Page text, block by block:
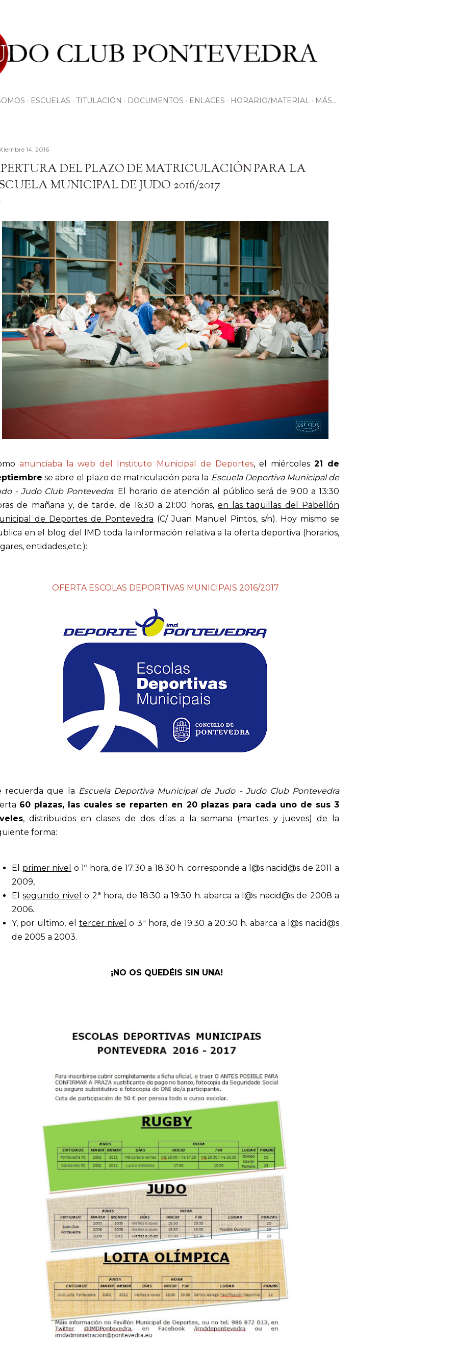
ESCUELAS TITULACIÓN DOCUMENTOS ENLACES HORARIO/MATERIAL MÁS…
14, 2016
DEL PLAZO DE MATRICULACIÓN PARA LA
MUNICIPAL DE JUDO 2016/2017
anunciaba la web del Instituto Municipal de Deportes, el miércoles 21 de
se abre el plazo de matriculación para la Escuela Deportiva Municipal de
- Judo Club Pontevedra. El horario de atención al público será de 9:00 a 13:30
de mañana y, de tarde, de 16:30 a 21:00 horas, en las taquillas del Pabellón
de Deportes de Pontevedra (C/ Juan Manuel Pintos, s/n). Hoy mismo se
en el blog del IMD toda la información relativa a la oferta deportiva (horarios,
entidades,etc.):
OFERTA ESCOLAS DEPORTIVAS MUNICIPAIS 2016/2017
recuerda que la Escuela Deportiva Municipal de Judo - Judo Club Pontevedra
60 plazas, las cuales se reparten en 20 plazas para cada uno de sus 3
, distribuidos en clases de dos días a la semana (martes y jueves) de la
forma:
El primer nivel o 1º hora, de 17:30 a 18:30 h. corresponde a l@s nacid@s de 2011 a
2009,
Elsegundo nivel o 2ª hora, de 18:30 a 19:30 h. abarca a l@s nacid@s de 2008 a
2006.
Y, por ultimo, el tercer nivel o 3ª hora, de 19:30 a 20:30 h. abarca a l@s nacid@s
de 2005 a 2003.
¡NO OS QUEDÉIS SIN UNA!